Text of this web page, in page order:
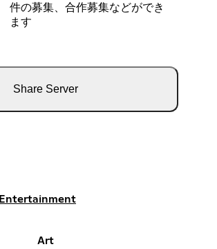
件の募集、合作募集などができ
ます
Share Server
Entertainment
Art